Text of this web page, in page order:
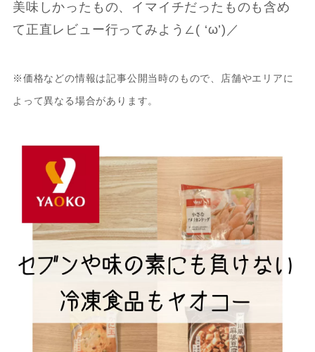
美味しかったもの、イマイチだったものも含め
て正直レビュー行ってみよう∠( ‘ω’)／
※価格などの情報は記事公開当時のもので、店舗やエリアに
よって異なる場合があります。